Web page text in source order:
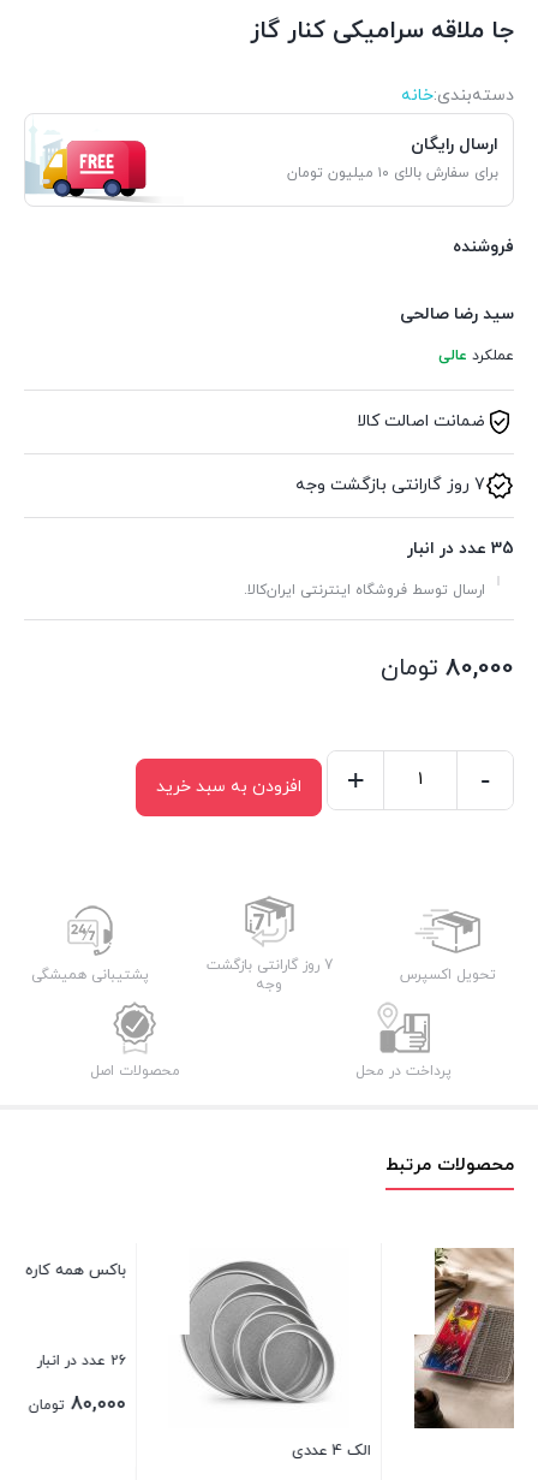
جا ملاقه سرامیکی کنار گاز
دسته‌بندی‌:خانه
ارسال رایگان
برای سفارش بالای ۱۰ میلیون تومان
فروشنده
سید رضا صالحی
عملکرد عالی
ضمانت اصالت کالا
7 روز گارانتی بازگشت وجه
35 عدد در انبار
ارسال توسط فروشگاه اینترنتی ایران‌کالا.
80,000 تومان
-
+ افزودن به سبد خرید
تحویل اکسپرس
7 روز گارانتی بازگشت
وجه
پشتیبانی همیشگی
پرداخت در محل محصولات اصل
محصولات مرتبط
باکس همه کاره رزمن
26 عدد در انبار
80,000